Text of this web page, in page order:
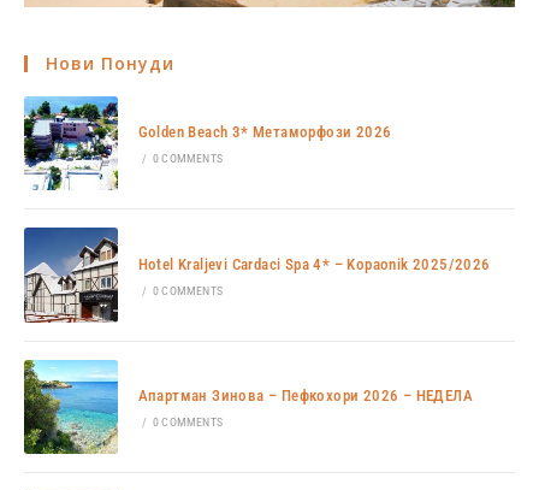
Нови Понуди
Golden Beach 3* Метаморфози 2026
/ 0 COMMENTS
Hotel Kraljevi Cardaci Spa 4* – Kopaonik 2025/2026
/ 0 COMMENTS
Апартман Зинова – Пефкохори 2026 – НЕДЕЛА
/ 0 COMMENTS